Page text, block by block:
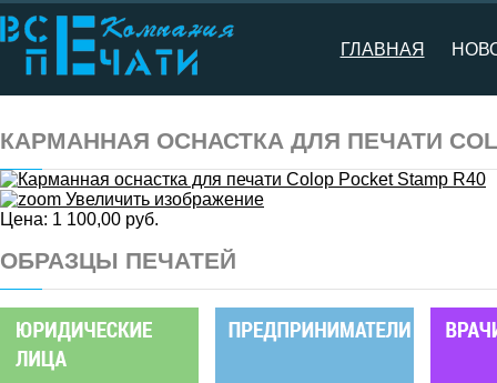
ГЛАВНАЯ
КАРМАННАЯ ОСНАСТКА ДЛЯ ПЕЧАТИ
Увеличить изображение
Цена: 1 100,00 руб.
ОБРАЗЦЫ ПЕЧАТЕЙ